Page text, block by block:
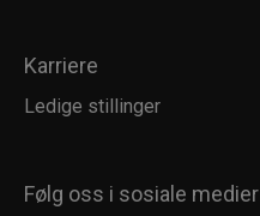
Karriere
Ledige stillinger
Følg oss i sosiale medier